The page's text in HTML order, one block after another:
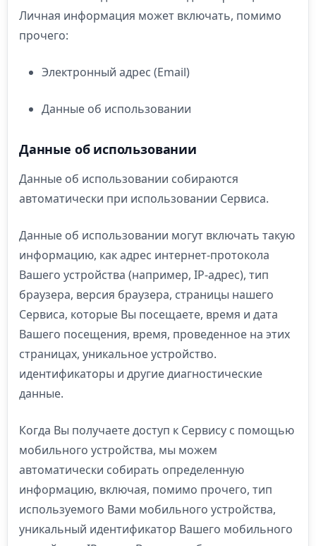
Личная информация может включать, помимо
прочего:
Электронный адрес (Email)
Данные об использовании
Данные об использовании
Данные об использовании собираются
автоматически при использовании Сервиса.
Данные об использовании могут включать такую
информацию, как адрес интернет-протокола
Вашего устройства (например, IP-адрес), тип
браузера, версия браузера, страницы нашего
Сервиса, которые Вы посещаете, время и дата
Вашего посещения, время, проведенное на этих
страницах, уникальное устройство.
идентификаторы и другие диагностические
данные.
Когда Вы получаете доступ к Сервису с помощью
мобильного устройства, мы можем
автоматически собирать определенную
информацию, включая, помимо прочего, тип
используемого Вами мобильного устройства,
уникальный идентификатор Вашего мобильного